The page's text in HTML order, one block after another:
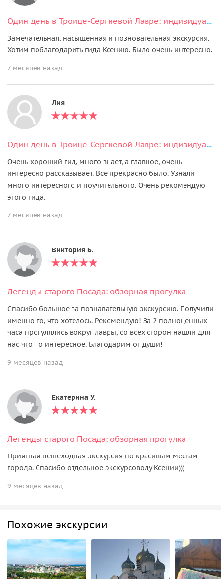
Один день в Троице-Сергиевой Лавре: индивидуальная пешеходная экскурсия
Замечательная, насыщенная и позновательная экскурсия.
Хотим поблагодарить гида Ксению. Было очень интересно.
7 месяцев назад
Лия
Один день в Троице-Сергиевой Лавре: индивидуальная пешеходная экскурсия
Очень хороший гид, много знает, а главное, очень
интересно рассказывает. Все прекрасно было. Узнали
много интересного и поучительного. Очень рекомендую
этого гида.
7 месяцев назад
Виктория Б.
Легенды старого Посада: обзорная прогулка
Спасибо большое за познавательную экскурсию. Получили
именно то, что хотелось. Рекомендую! За 2 полноценных
часа прогулялись вокруг лавры, со всех сторон нашли для
нас что-то интересное. Благодарим от души!
9 месяцев назад
Екатерина У.
Легенды старого Посада: обзорная прогулка
Приятная пешеходная экскурсия по красивым местам
города. Спасибо отдельное экскурсоводу Ксении)))
9 месяцев назад
Похожие экскурсии